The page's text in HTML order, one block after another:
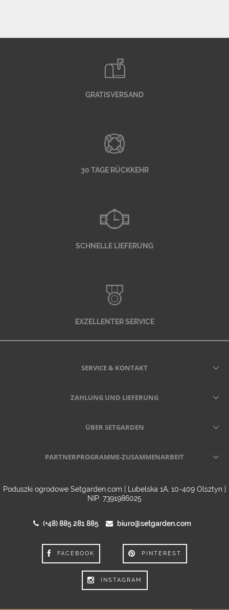
GRATISVERSAND
30 TAGE RÜCKKEHR
SCHNELLE LIEFERUNG
EXZELLENTER SERVICE
SERVICE & KONTAKT
ZAHLUNG UND LIEFERUNG
ÜBER SETGARDEN
PARTNERPROGRAMME-ZUSAMMENARBEIT
Poduszki ogrodowe Setgarden.com | Lubelska 1A, 10-409 Olsztyn |
NIP: 7391986025
(+48) 885 281 885 biuro@setgarden.com
FACEBOOK PINTEREST
INSTAGRAM